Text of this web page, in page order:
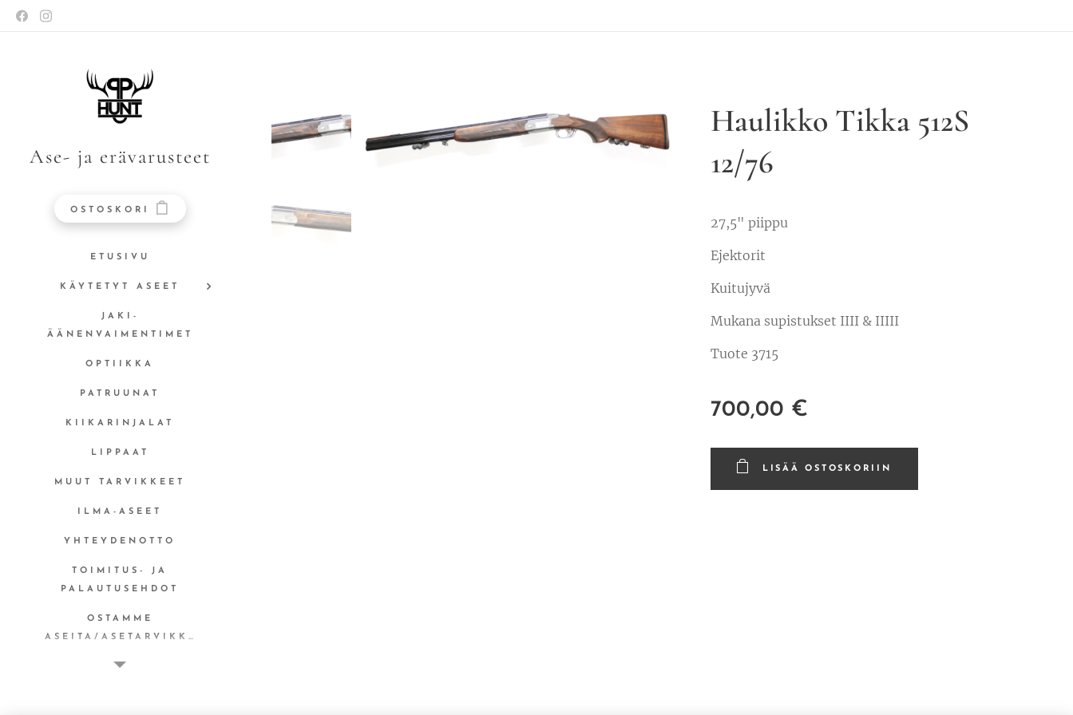
Ase- ja erävarusteet
OSTOSKORI
ETUSIVU
KÄYTETYT ASEET
JAKI-
ÄÄNENVAIMENTIMET
OPTIIKKA
PATRUUNAT
KIIKARINJALAT
LIPPAAT
MUUT TARVIKKEET
ILMA-ASEET
YHTEYDENOTTO
TOIMITUS- JA
PALAUTUSEHDOT
OSTAMME
ASEITA/ASETARVIKKEITA
Haulikko Tikka 512S
12/76
27,5" piippu
Ejektorit
Kuitujyvä
Mukana supistukset IIII & IIIII
Tuote 3715
700,00 €
LISÄÄ OSTOSKORIIN